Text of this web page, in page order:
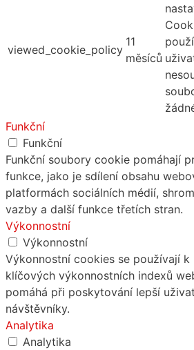
viewed_cookie_policy
11
měsíců
Funkční
Funkční
Funkční soubory cookie pomáhají
funkce, jako je sdílení obsahu
platformách sociálních médií,
vazby a další funkce třetích stran.
Výkonnostní
Výkonnostní
Výkonnostní cookies se používají k
klíčových výkonnostních indexů
pomáhá při poskytování lepší
návštěvníky.
Analytika
Analytika